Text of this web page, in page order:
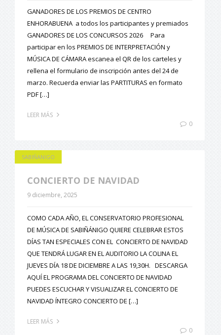
GANADORES DE LOS PREMIOS DE CENTRO
ENHORABUENA a todos los participantes y premiados
GANADORES DE LOS CONCURSOS 2026 Para
participar en los PREMIOS DE INTERPRETACIÓN y
MÚSICA DE CÁMARA escanea el QR de los carteles y
rellena el formulario de inscripción antes del 24 de
marzo. Recuerda enviar las PARTITURAS en formato
PDF […]
LEER MÁS
0
SABIÑANIGO
CONCIERTO DE NAVIDAD
9 diciembre, 2025
COMO CADA AÑO, EL CONSERVATORIO PROFESIONAL
DE MÚSICA DE SABIÑÁNIGO QUIERE CELEBRAR ESTOS
DÍAS TAN ESPECIALES CON EL CONCIERTO DE NAVIDAD
QUE TENDRÁ LUGAR EN EL AUDITORIO LA COLINA EL
JUEVES DÍA 18 DE DICIEMBRE A LAS 19,30H. DESCARGA
AQUÍ EL PROGRAMA DEL CONCIERTO DE NAVIDAD
PUEDES ESCUCHAR Y VISUALIZAR EL CONCIERTO DE
NAVIDAD ÍNTEGRO CONCIERTO DE […]
LEER MÁS
0